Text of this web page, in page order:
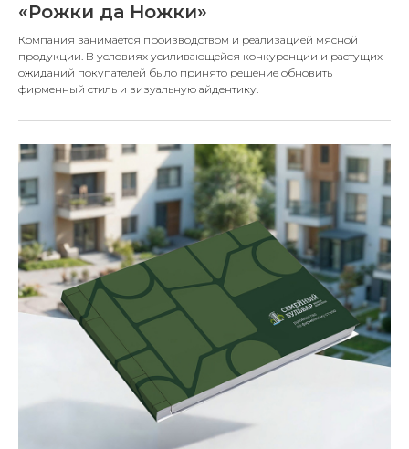
«Рожки да Ножки»
Компания занимается производством и реализацией мясной
продукции. В условиях усиливающейся конкуренции и растущих
ожиданий покупателей было принято решение обновить
фирменный стиль и визуальную айдентику.